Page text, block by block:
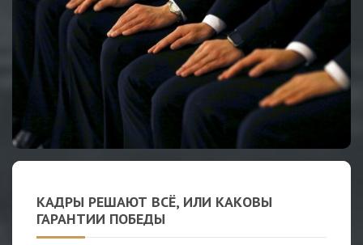
КАДРЫ РЕШАЮТ ВСЁ, ИЛИ КАКОВЫ
ГАРАНТИИ ПОБЕДЫ